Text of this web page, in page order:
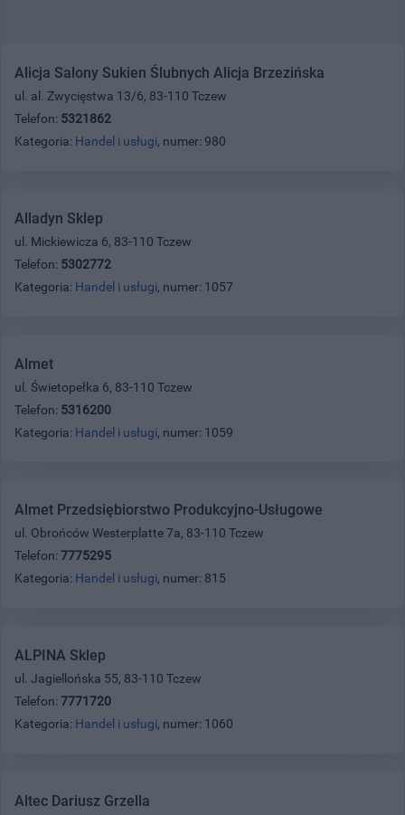
Alicja Salony Sukien Ślubnych Alicja Brzezińska
ul. al. Zwycięstwa 13/6, 83-110 Tczew
Telefon: 5321862
Kategoria: Handel i usługi, numer: 980
Alladyn Sklep
ul. Mickiewicza 6, 83-110 Tczew
Telefon: 5302772
Kategoria: Handel i usługi, numer: 1057
Almet
ul. Świetopełka 6, 83-110 Tczew
Telefon: 5316200
Kategoria: Handel i usługi, numer: 1059
Almet Przedsiębiorstwo Produkcyjno-Usługowe
ul. Obrońców Westerplatte 7a, 83-110 Tczew
Telefon: 7775295
Kategoria: Handel i usługi, numer: 815
ALPINA Sklep
ul. Jagiellońska 55, 83-110 Tczew
Telefon: 7771720
Kategoria: Handel i usługi, numer: 1060
Altec Dariusz Grzella